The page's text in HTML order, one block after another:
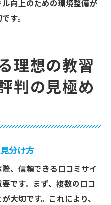
向上のための環境整備が
す。
理想の教習
判の見極め
分け方
、信頼できる口コミサイ
です。まず、複数の口コ
大切です。これにより、